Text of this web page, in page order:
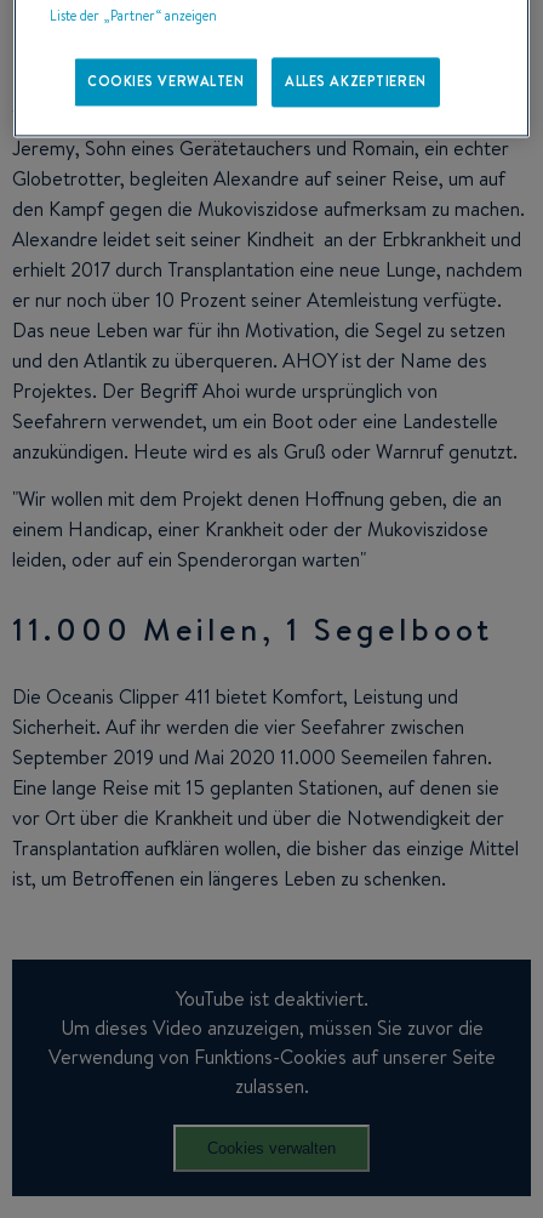
4 Seefahrer, 1 Ziel!
Thibaud, erfahrener Seemann und Kapitän des Segelboots,
Jeremy, Sohn eines Gerätetauchers und Romain, ein echter
Globetrotter, begleiten Alexandre auf seiner Reise, um auf
den Kampf gegen die Mukoviszidose aufmerksam zu machen.
Alexandre leidet seit seiner Kindheit an der Erbkrankheit und
erhielt 2017 durch Transplantation eine neue Lunge, nachdem
er nur noch über 10 Prozent seiner Atemleistung verfügte.
Das neue Leben war für ihn Motivation, die Segel zu setzen
und den Atlantik zu überqueren. AHOY ist der Name des
Projektes. Der Begriff Ahoi wurde ursprünglich von
Seefahrern verwendet, um ein Boot oder eine Landestelle
anzukündigen. Heute wird es als Gruß oder Warnruf genutzt.
"Wir wollen mit dem Projekt denen Hoffnung geben, die an
einem Handicap, einer Krankheit oder der Mukoviszidose
leiden, oder auf ein Spenderorgan warten"
11.000 Meilen, 1 Segelboot
Die Oceanis Clipper 411 bietet Komfort, Leistung und
Sicherheit. Auf ihr werden die vier Seefahrer zwischen
September 2019 und Mai 2020 11.000 Seemeilen fahren.
Eine lange Reise mit 15 geplanten Stationen, auf denen sie
vor Ort über die Krankheit und über die Notwendigkeit der
Transplantation aufklären wollen, die bisher das einzige Mittel
ist, um Betroffenen ein längeres Leben zu schenken.
YouTube ist deaktiviert.
Um dieses Video anzuzeigen, müssen Sie zuvor die
Verwendung von Funktions-Cookies auf unserer Seite
zulassen.
Cookies verwalten
Liste der „Partner“ anzeigen
COOKIES VERWALTEN ALLES AKZEPTIEREN